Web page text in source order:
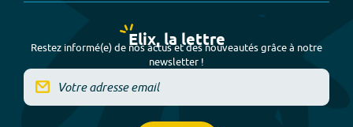
Elix, la lettre
Restez informé(e) de nos actus et des nouveautés grâce à notre
newsletter !